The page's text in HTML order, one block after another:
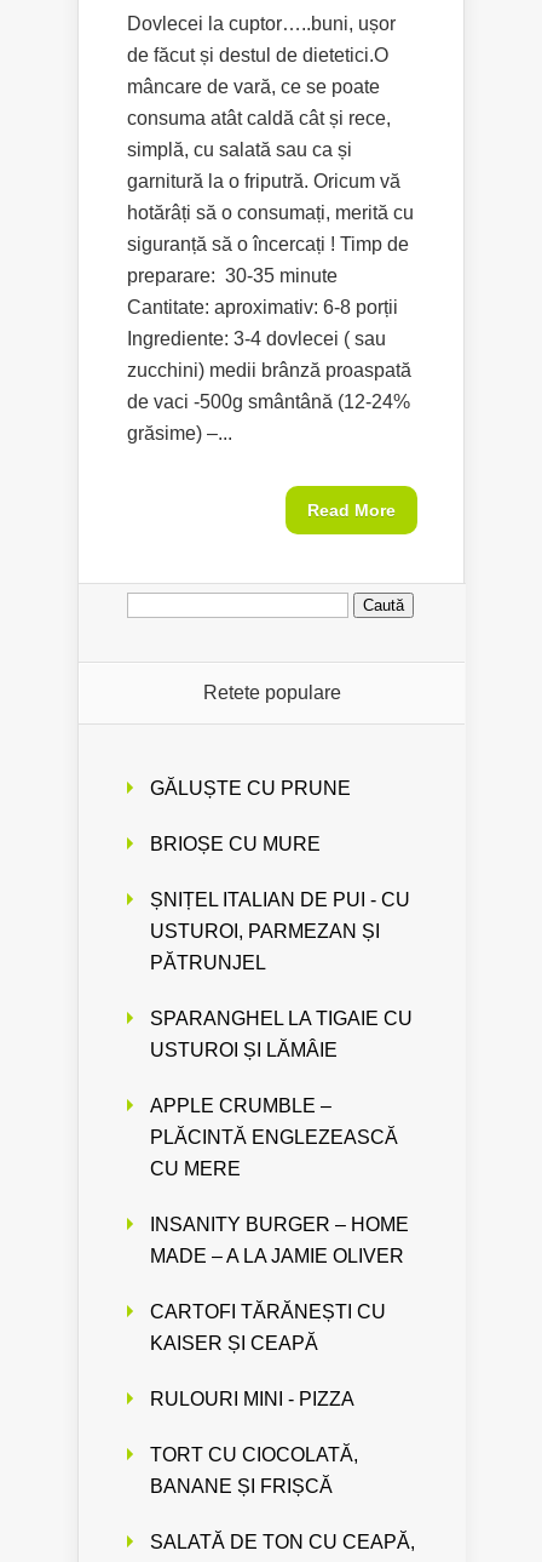
Dovlecei la cuptor…..buni, ușor
de făcut și destul de dietetici.O
mâncare de vară, ce se poate
consuma atât caldă cât și rece,
simplă, cu salată sau ca și
garnitură la o friputră. Oricum vă
hotărâți să o consumați, merită cu
siguranță să o încercați ! Timp de
preparare: 30-35 minute
Cantitate: aproximativ: 6-8 porții
Ingrediente: 3-4 dovlecei ( sau
zucchini) medii brânză proaspată
de vaci -500g smântână (12-24%
grăsime) –...
Read More
Caută
Retete populare
GĂLUȘTE CU PRUNE
BRIOȘE CU MURE
ȘNIȚEL ITALIAN DE PUI - CU
USTUROI, PARMEZAN ȘI
PĂTRUNJEL
SPARANGHEL LA TIGAIE CU
USTUROI ȘI LĂMÂIE
APPLE CRUMBLE –
PLĂCINTĂ ENGLEZEASCĂ
CU MERE
INSANITY BURGER – HOME
MADE – A LA JAMIE OLIVER
CARTOFI TĂRĂNEȘTI CU
KAISER ȘI CEAPĂ
RULOURI MINI - PIZZA
TORT CU CIOCOLATĂ,
BANANE ȘI FRIȘCĂ
SALATĂ DE TON CU CEAPĂ,